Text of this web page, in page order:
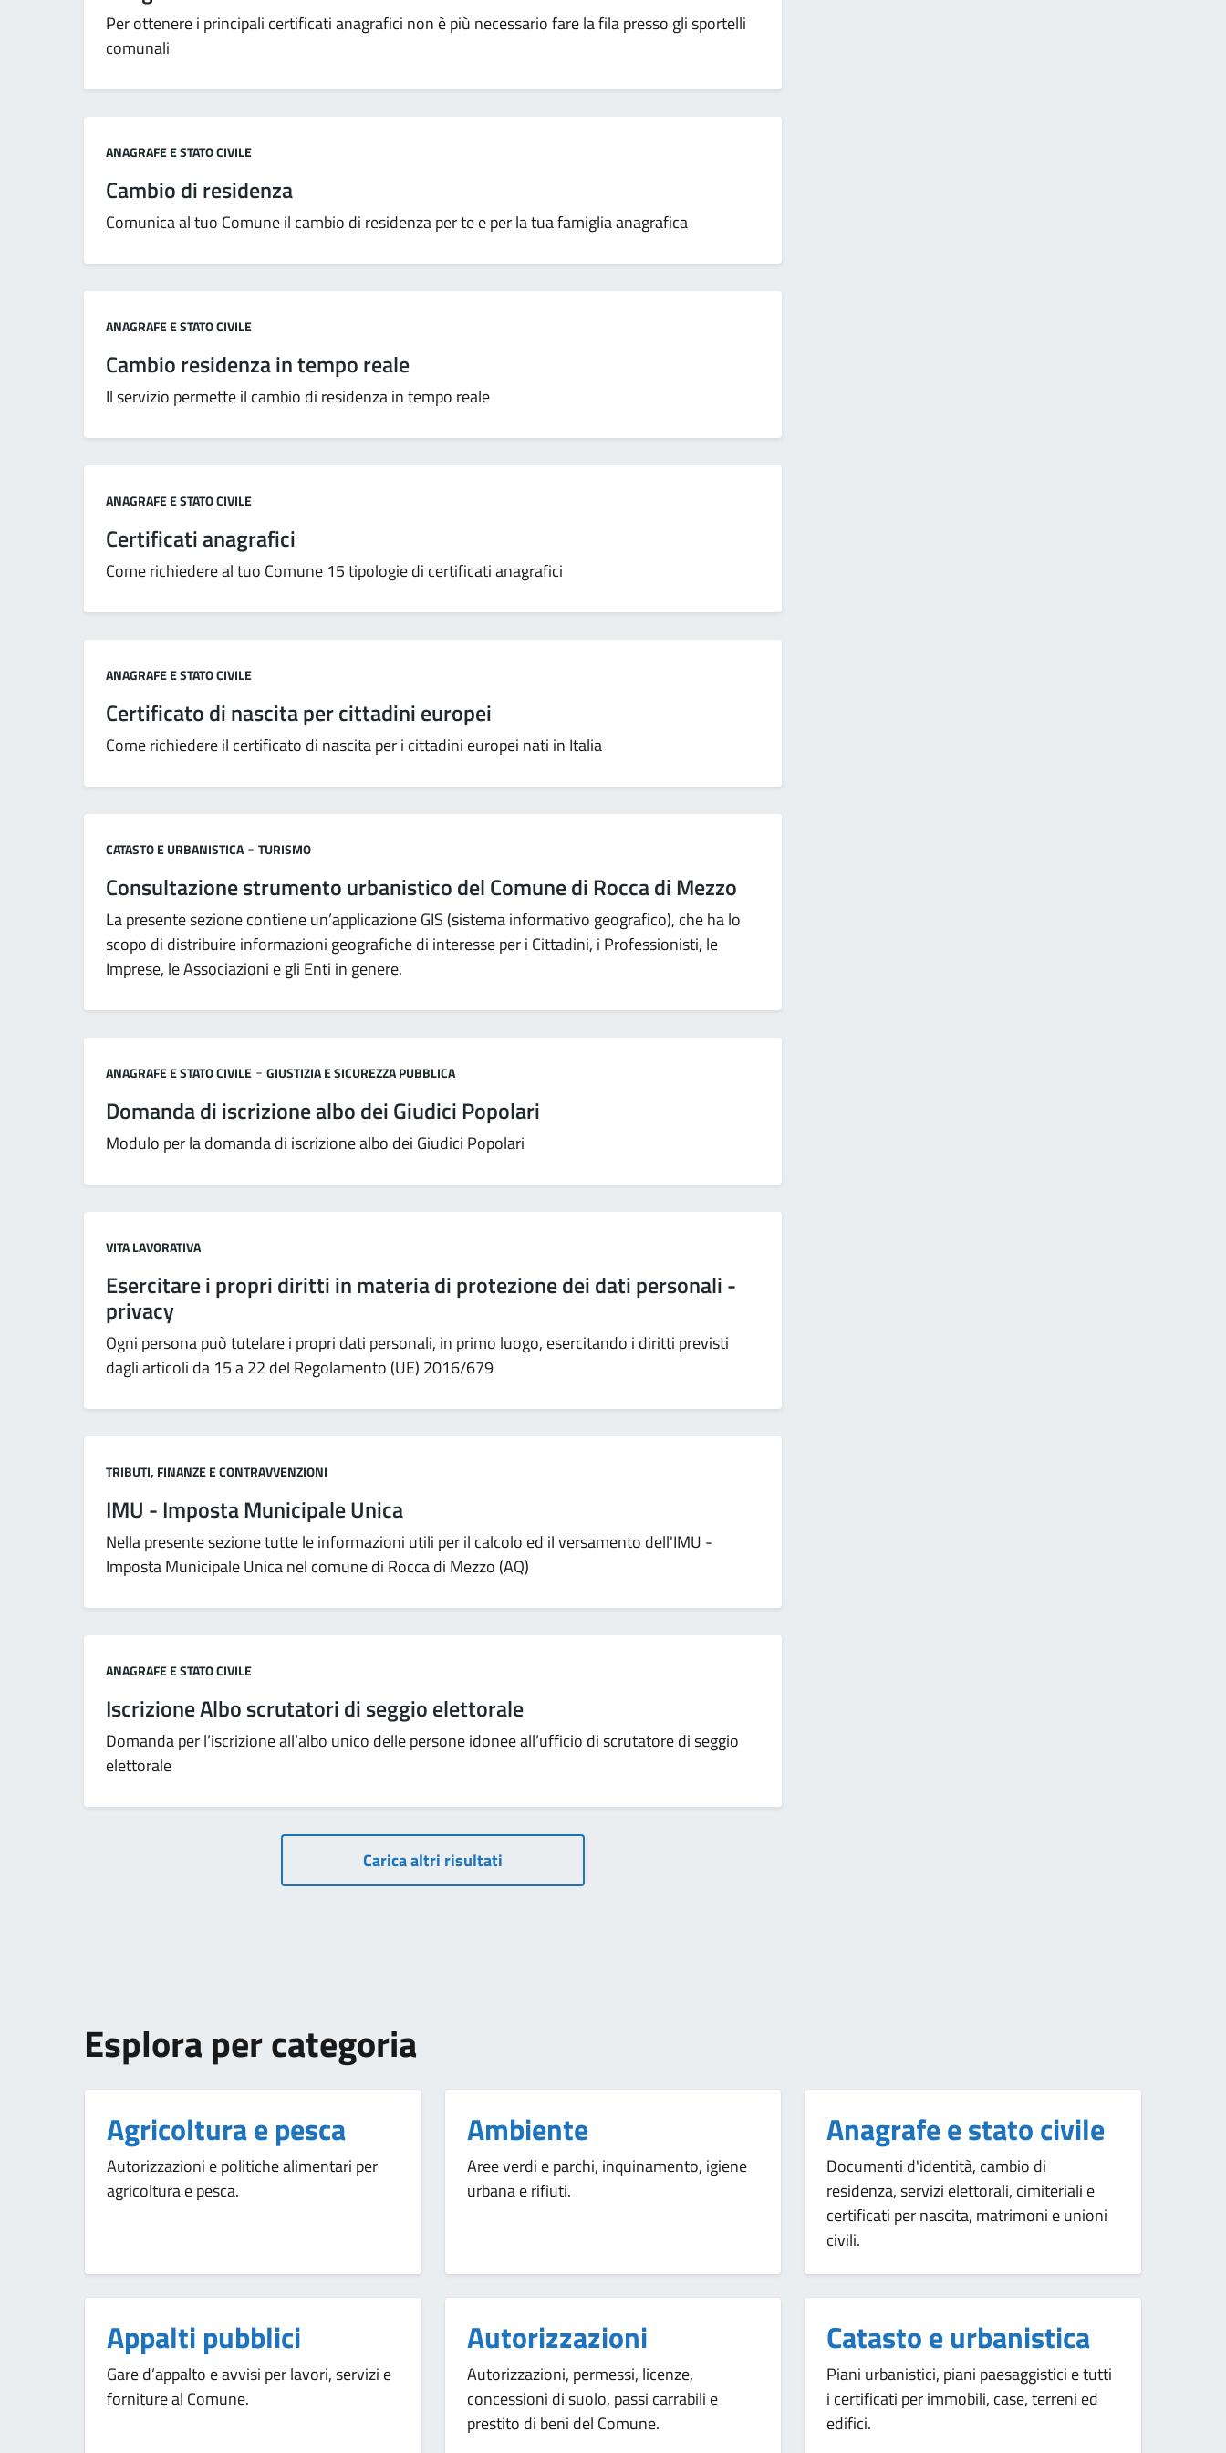
Per ottenere i principali certificati anagrafici non è più necessario fare la fila presso gli sportelli
comunali
Categoria:
ANAGRAFE E STATO CIVILE
Cambio di residenza
Comunica al tuo Comune il cambio di residenza per te e per la tua famiglia anagrafica
Categoria:
ANAGRAFE E STATO CIVILE
Cambio residenza in tempo reale
Il servizio permette il cambio di residenza in tempo reale
Categoria:
ANAGRAFE E STATO CIVILE
Certificati anagrafici
Come richiedere al tuo Comune 15 tipologie di certificati anagrafici
Categoria:
ANAGRAFE E STATO CIVILE
Certificato di nascita per cittadini europei
Come richiedere il certificato di nascita per i cittadini europei nati in Italia
Categoria:
CATASTO E URBANISTICA - TURISMO
Consultazione strumento urbanistico del Comune di Rocca di Mezzo
La presente sezione contiene un’applicazione GIS (sistema informativo geografico), che ha lo
scopo di distribuire informazioni geografiche di interesse per i Cittadini, i Professionisti, le
Imprese, le Associazioni e gli Enti in genere.
Categoria:
ANAGRAFE E STATO CIVILE - GIUSTIZIA E SICUREZZA PUBBLICA
Domanda di iscrizione albo dei Giudici Popolari
Modulo per la domanda di iscrizione albo dei Giudici Popolari
Categoria:
VITA LAVORATIVA
Esercitare i propri diritti in materia di protezione dei dati personali -
privacy
Ogni persona può tutelare i propri dati personali, in primo luogo, esercitando i diritti previsti
dagli articoli da 15 a 22 del Regolamento (UE) 2016/679
Categoria:
TRIBUTI, FINANZE E CONTRAVVENZIONI
IMU - Imposta Municipale Unica
Nella presente sezione tutte le informazioni utili per il calcolo ed il versamento dell'IMU -
Imposta Municipale Unica nel comune di Rocca di Mezzo (AQ)
Categoria:
ANAGRAFE E STATO CIVILE
Iscrizione Albo scrutatori di seggio elettorale
Domanda per l’iscrizione all’albo unico delle persone idonee all’ufficio di scrutatore di seggio
elettorale
Carica altri risultati
Esplora per categoria
Agricoltura e pesca
Autorizzazioni e politiche alimentari per
agricoltura e pesca.
Ambiente
Aree verdi e parchi, inquinamento, igiene
urbana e rifiuti.
Anagrafe e stato civile
Documenti d'identità, cambio di
residenza, servizi elettorali, cimiteriali e
certificati per nascita, matrimoni e unioni
civili.
Appalti pubblici
Gare d’appalto e avvisi per lavori, servizi e
forniture al Comune.
Autorizzazioni
Autorizzazioni, permessi, licenze,
concessioni di suolo, passi carrabili e
prestito di beni del Comune.
Catasto e urbanistica
Piani urbanistici, piani paesaggistici e tutti
i certificati per immobili, case, terreni ed
edifici.